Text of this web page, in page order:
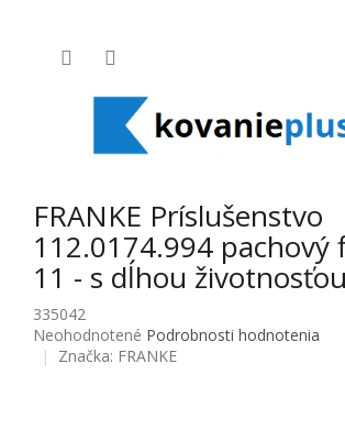
FRANKE Príslušenstvo
112.0174.994 pachový
11 - s dĺhou životnosťou
335042
Priemerné hodnotenie produktu je 0,0 z 5
Neohodnotené Podrobnosti hodnotenia
Značka: FRANKE